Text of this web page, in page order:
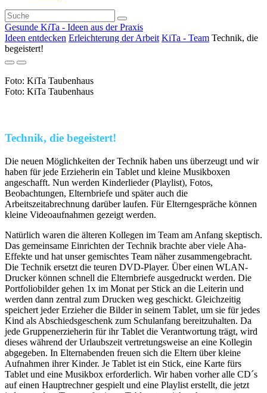
Gesunde KiTa - Ideen aus der Praxis
Ideen entdecken Erleichterung der Arbeit KiTa - Team Technik, die
begeistert!
Foto: KiTa Taubenhaus
Foto: KiTa Taubenhaus
Technik, die begeistert!
Die neuen Möglichkeiten der Technik haben uns überzeugt und wir
haben für jede Erzieherin ein Tablet und kleine Musikboxen
angeschafft. Nun werden Kinderlieder (Playlist), Fotos,
Beobachtungen, Elternbriefe und später auch die
Arbeitszeitabrechnung darüber laufen. Für Elterngespräche können
kleine Videoaufnahmen gezeigt werden.
Natürlich waren die älteren Kollegen im Team am Anfang skeptisch.
Das gemeinsame Einrichten der Technik brachte aber viele Aha-
Effekte und hat unser gemischtes Team näher zusammengebracht.
Die Technik ersetzt die teuren DVD-Player. Über einen WLAN-
Drucker können schnell die Elternbriefe ausgedruckt werden. Die
Portfoliobilder gehen 1x im Monat per Stick an die Leiterin und
werden dann zentral zum Drucken weg geschickt. Gleichzeitig
speichert jeder Erzieher die Bilder in seinem Tablet, um sie für jedes
Kind als Abschiedsgeschenk zum Schulanfang bereitzuhalten. Da
jede Gruppenerzieherin für ihr Tablet die Verantwortung trägt, wird
dieses während der Urlaubszeit vertretungsweise an eine Kollegin
abgegeben. In Elternabenden freuen sich die Eltern über kleine
Aufnahmen ihrer Kinder. Je Tablet ist ein Stick, eine Karte fürs
Tablet und eine Musikbox erforderlich. Wir haben vorher alle CD´s
auf einen Hauptrechner gespielt und eine Playlist erstellt, die jetzt